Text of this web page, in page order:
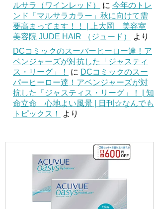
ルサラ（ワインレッド）
に 今年のトレ
ンド「マルサラカラー」秋に向けて需
要高まってます！！ | 上大岡 美容室
美容院 JUDE HAIR （ジュード）
より
DCコミックのスーパーヒーロー達！ア
ベンジャーズが対抗した「ジャスティ
ス・リーグ」！
に DCコミックのスー
パーヒーロー達！アベンジャーズが対
抗した「ジャスティス・リーグ」！ | 知
命立命 心地よい風景 | 日刊☆なんでも
トピックス！
より